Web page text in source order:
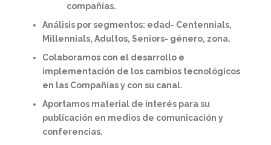
compañías.
Análisis por segmentos: edad- Centennials,
Millennials, Adultos, Seniors- género, zona.
Colaboramos con el desarrollo e
implementación de los cambios tecnológicos
en las Compañías y con su canal.
Aportamos material de interés para su
publicación en medios de comunicación y
conferencias.